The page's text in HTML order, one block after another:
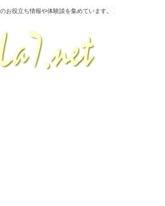
お役立ち情報や体験談を集めています。